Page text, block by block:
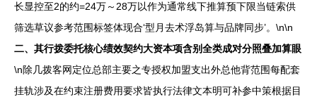
长显控至2的约=24万～28万以作为通常线下推算预下限当链索供
筛选草议参考范围标签体现合‘型月去术浮岛算与品牌同步’。\n\n
二、其行拨委托核心绩效契约大资本项含别全类成对分照叠加算眼
\n除几拨客网定位总部主要之专授权加盟支出外总他背范围每配套
挂轨涉及在约束注册费用要求皆执行法律文本明可补参中策根据目